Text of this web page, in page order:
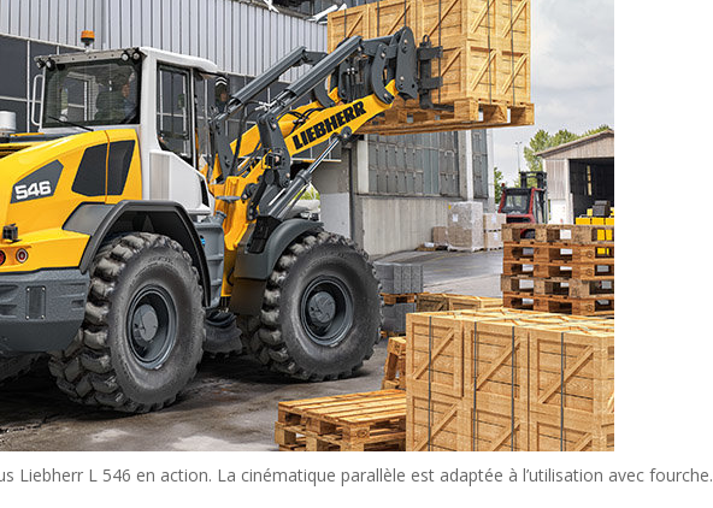
Liebherr L 546 en action. La cinématique parallèle est adaptée à l’utilisation avec fourche.